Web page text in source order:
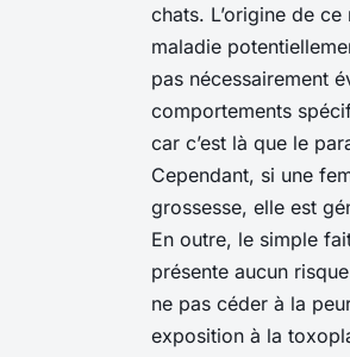
chats. L’origine de
maladie
pas nécessairement
comportements
car c’est là que le
Cependant, si une
grossesse, elle est
En outre, le simple
présente aucun
ne pas céder à la
exposition à la